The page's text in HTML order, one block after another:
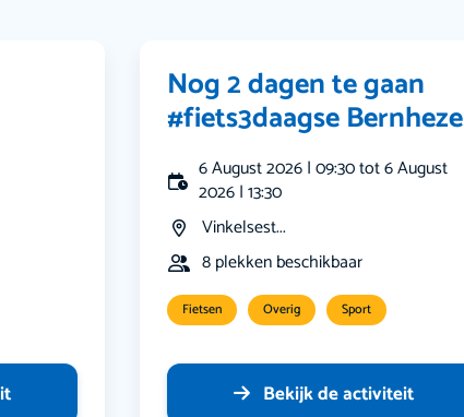
Nog 2 dagen te gaan
#fiets3daagse Bernheze
6 August 2026 | 09:30 tot 6 August
2026 | 13:30
Vinkelsest...
8 plekken beschikbaar
Fietsen Overig Sport
Bekijk de activiteit